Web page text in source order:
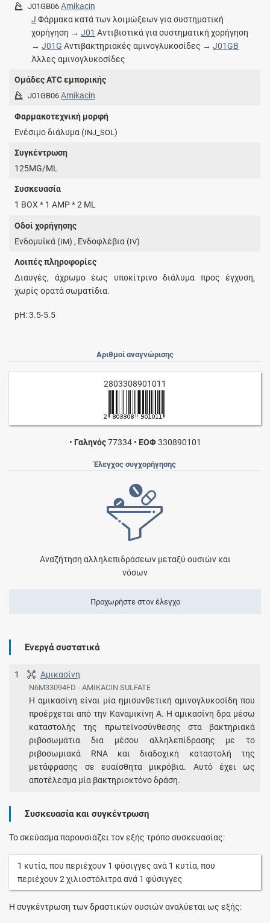
J01GB06 Amikacin
J Φάρμακα κατά των λοιμώξεων για συστηματική
χορήγηση →J01 Αντιβιοτικά για συστηματική χορήγηση
→J01G Αντιβακτηριακές αμινογλυκοσίδες →J01GB
Άλλες αμινογλυκοσίδες
Ομάδες ATC εμπορικής
J01GB06 Amikacin
Φαρμακοτεχνική μορφή
Ενέσιμο διάλυμα (INJ_SOL)
Συγκέντρωση
125MG/ML
Συσκευασία
1 BOX * 1 AMP * 2 ML
Οδοί χορήγησης
Ενδομυϊκά (IM) , Ενδοφλέβια (IV)
Λοιπές πληροφορίες
Διαυγές, άχρωμο έως υποκίτρινο διάλυμα προς έγχυση,
χωρίς ορατά σωματίδια.
pH: 3.5-5.5
Αριθμοί αναγνώρισης
2803308901011
• Γαληνός77334 • ΕΟΦ330890101
Έλεγχος συγχορήγησης
Αναζήτηση αλληλεπιδράσεων μεταξύ ουσιών και
νόσων
Προχωρήστε στον έλεγχο
Ενεργά συστατικά
1 Αμικασίνη
N6M33094FD - AMIKACIN SULFATE
Η αμικασίνη είναι μία ημισυνθετική αμινογλυκοσίδη που
προέρχεται από την Καναμικίνη Α. Η αμικασίνη δρα μέσω
καταστολής της πρωτεϊνοσύνθεσης στα βακτηριακά
ριβοσωμάτια δια μέσου αλληλεπίδρασης με το
ριβοσωμιακά RNA και διαδοχική καταστολή της
μετάφρασης σε ευαίσθητα μικρόβια. Αυτό έχει ως
αποτέλεσμα μία βακτηριοκτόνο δράση.
Συσκευασία και συγκέντρωση
Το σκεύασμα παρουσιάζει τον εξής τρόπο συσκευασίας:
1 κυτία, που περιέχουν 1 φύσιγγες ανά 1 κυτία, που
περιέχουν2 χιλιοστόλιτραανά 1 φύσιγγες
Η συγκέντρωση των δραστικών ουσιών αναλύεται ως εξής: